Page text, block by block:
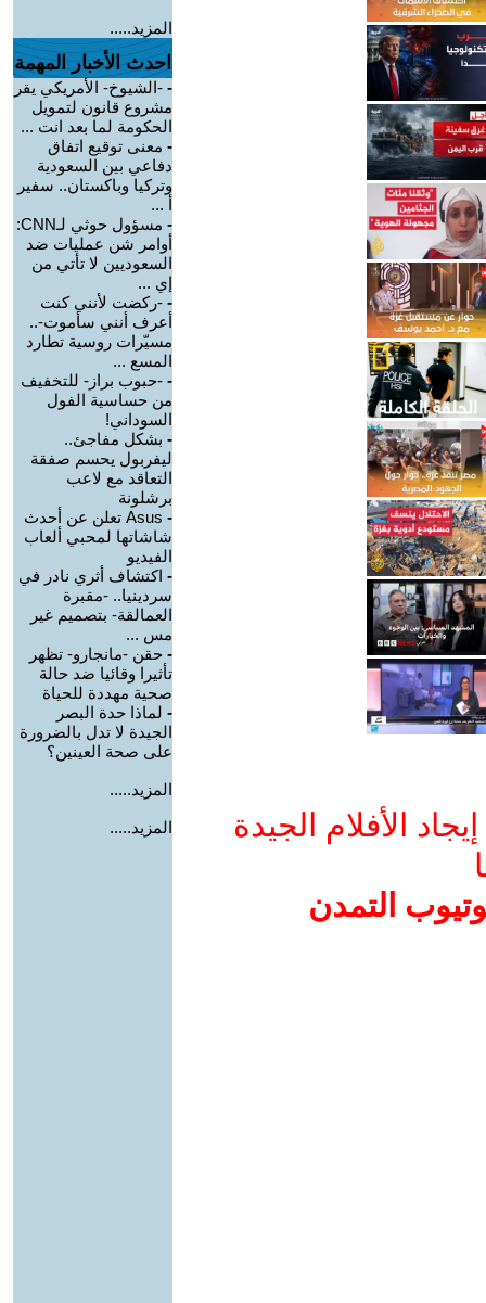
الأفلام الجيدة
التمدن
المزيد.....
احدث الأخبار المهمة
- -الشيوخ- الأمريكي يقر
مشروع قانون لتمويل
الحكومة لما بعد انت ...
- معنى توقيع اتفاق
دفاعي بين السعودية
وتركيا وباكستان.. سفير
أ ...
-
مسؤول حوثي لـCNN:
أوامر شن عمليات ضد
السعوديين لا تأتي من
إي ...
- -ركضت لأنني كنت
أعرف أنني سأموت-..
مسيّرات روسية تطارد
المسع ...
- -حبوب براز- للتخفيف
من حساسية الفول
السوداني!
- بشكل مفاجئ..
ليفربول يحسم صفقة
التعاقد مع لاعب
برشلونة
-
Asus تعلن عن أحدث
شاشاتها لمحبي ألعاب
الفيديو
- اكتشاف أثري نادر في
سردينيا.. -مقبرة
العمالقة- بتصميم غير
مس ...
- حقن -مانجارو- تظهر
تأثيرا وقائيا ضد حالة
صحية مهددة للحياة
- لماذا حدة البصر
الجيدة لا تدل بالضرورة
على صحة العينين؟
المزيد.....
المزيد.....